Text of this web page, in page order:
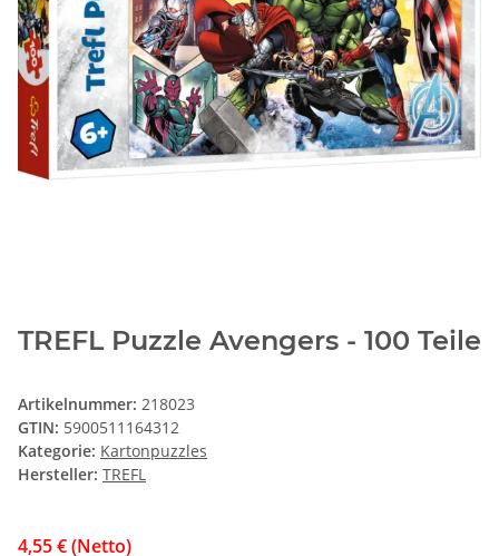
TREFL Puzzle Avengers - 100 Teile
Artikelnummer: 218023
GTIN: 5900511164312
Kategorie: Kartonpuzzles
Hersteller: TREFL
4,55 € (Netto)